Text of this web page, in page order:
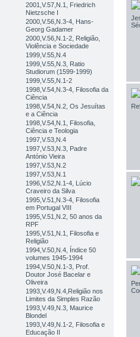
2001,V.57,N.1, Friedrich
Nietzsche I
2000,V.56,N.3-4, Hans-
Georg Gadamer
2000,V.56,N.1-2, Religião,
Violência e Sociedade
1999,V.55,N.4
1999,V.55,N.3, Ratio
Studiorum (1599-1999)
1999,V.55,N.1-2
1998,V.54,N.3-4, Filosofia da
Ciência
1998,V.54,N.2, Os Jesuítas
e a Ciência
1998,V.54,N.1, Filosofia,
Ciência e Teologia
1997,V.53,N.4
1997,V.53,N.3, Padre
António Vieira
1997,V.53,N.2
1997,V.53,N.1
1996,V.52,N.1-4, Lúcio
Craveiro da Silva
1995,V.51,N.3-4, Filosofia
em Portugal VIII
1995,V.51,N.2, 50 anos da
RPF
1995,V.51,N.1, Filosofia e
Religião
1994,V.50,N.4, Índice 50
volumes 1945-1994
1994,V.50,N.1-3, Prof.
Doutor José Bacelar e
Oliveira
1993,V.49,N.4,Religião nos
Limites da Simples Razão
1993,V.49,N.3, Maurice
Blondel
1993,V.49,N.1-2, Filosofia e
Educação II